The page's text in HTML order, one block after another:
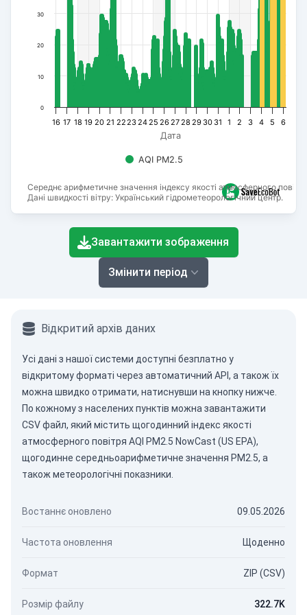
Середнє арифметичне значення індексу якості атмосферного
Дані швидкості вітру: Український гідрометеорологічний центр.
Дата
AQI PM2.5
16 18 20 22 24 26 28 30 1 3 5
17 19 21 23 25 27 29 31 2 4 6
0
10
20
30
End of interactive chart.
Завантажити зображення
Змінити період
Відкритий архів даних
Усі дані з нашої системи доступні безплатно у
відкритому форматі через автоматичний API , а також їх
можна швидко отримати, натиснувши на кнопку нижче.
По кожному з населених пунктів можна завантажити
CSV файл, який містить щогодинний індекс якості
атмосферного повітря AQI PM2.5 NowCast (US EPA),
щогодинне середньоарифметичне значення PM2.5, а
також метеорологічні показники.
Востаннє оновлено 09.05.2026
Частота оновлення Щоденно
Формат ZIP (CSV)
Розмір файлу 322.7K